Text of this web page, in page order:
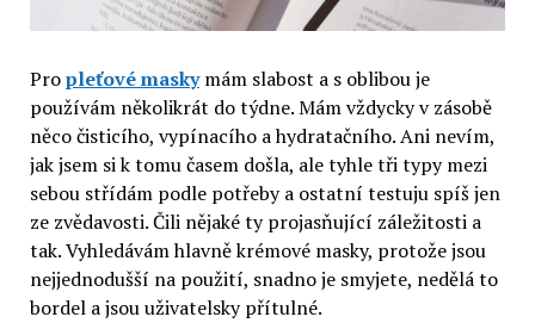
Propleťové maskymám slabost a s oblibou je
používám několikrát do týdne. Mám vždycky v zásobě
něco čisticího, vypínacího a hydratačního. Ani nevím,
jak jsem si k tomu časem došla, ale tyhle tři typy mezi
sebou střídám podle potřeby a ostatní testuju spíš jen
ze zvědavosti. Čili nějaké ty projasňující záležitosti a
tak. Vyhledávám hlavně krémové masky, protože jsou
nejjednodušší na použití, snadno je smyjete, nedělá to
bordel a jsou uživatelsky přítulné.